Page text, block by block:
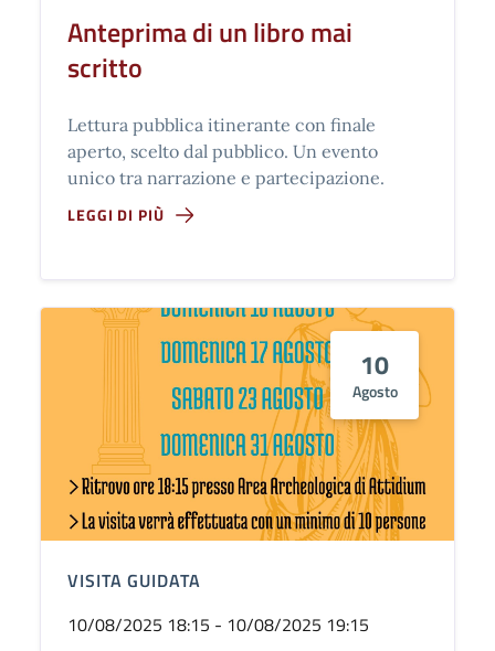
Anteprima di un libro mai
scritto
Lettura pubblica itinerante con finale
aperto, scelto dal pubblico. Un evento
unico tra narrazione e partecipazione.
LEGGI DI PIÙ
10
Agosto
VISITA GUIDATA
10/08/2025 18:15 - 10/08/2025 19:15